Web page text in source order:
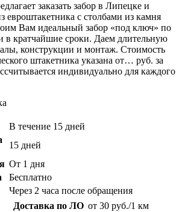
заказать забор в Липецке и
евроштакетника с столбами из камня
Вам идеальный забор «под ключ» по
в кратчайшие сроки. Даем длительную
конструкции и монтаж. Стоимость
штакетника указана от… руб. за
индивидуально для каждого
В течение 15 дней
15 дней
От 1 дня
Бесплатно
Через 2 часа после обращения
Доставка по ЛО от 30 руб./1 км